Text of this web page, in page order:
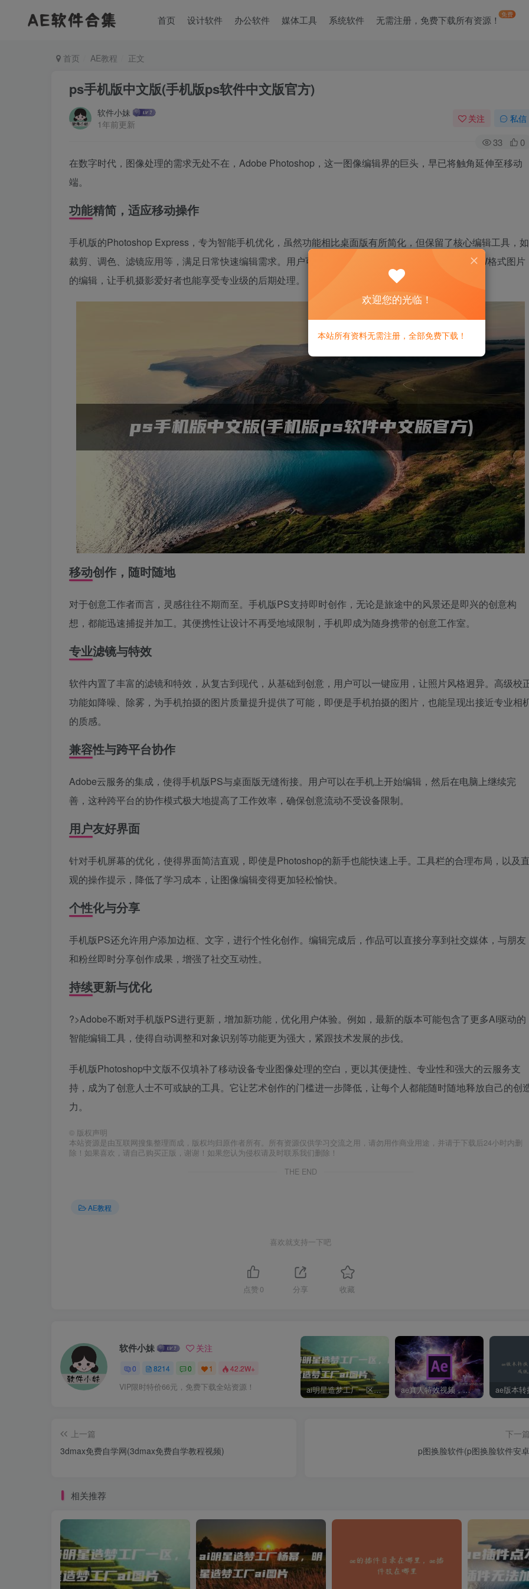
首页 设计软件 办公软件 媒体工具 系统软件 无需注册，免费下载所有资源！免费
首页 AE教程 正文
ps手机版中文版(手机版ps软件中文版官方)
软件小妹
1年前更新
关注 私信
33 0
在数字时代，图像处理的需求无处不在，Adobe Photoshop，这一图像编辑界的巨头，早已将触角延伸至移动
端。
功能精简，适应移动操作
手机版的Photoshop Express，专为智能手机优化，虽然功能相比桌面版有所简化，但保留了核心编辑工具，如
裁剪、调色、滤镜应用等，满足日常快速编辑需求。用户可以轻松调整亮度、对比度，甚至进行RAW格式图片
的编辑，让手机摄影爱好者也能享受专业级的后期处理。
移动创作，随时随地
对于创意工作者而言，灵感往往不期而至。手机版PS支持即时创作，无论是旅途中的风景还是即兴的创意构
想，都能迅速捕捉并加工。其便携性让设计不再受地域限制，手机即成为随身携带的创意工作室。
专业滤镜与特效
软件内置了丰富的滤镜和特效，从复古到现代，从基础到创意，用户可以一键应用，让照片风格迥异。高级校
功能如降噪、除雾，为手机拍摄的图片质量提升提供了可能，即便是手机拍摄的图片，也能呈现出接近专业相
的质感。
兼容性与跨平台协作
Adobe云服务的集成，使得手机版PS与桌面版无缝衔接。用户可以在手机上开始编辑，然后在电脑上继续完
善，这种跨平台的协作模式极大地提高了工作效率，确保创意流动不受设备限制。
用户友好界面
针对手机屏幕的优化，使得界面简洁直观，即使是Photoshop的新手也能快速上手。工具栏的合理布局，以及
观的操作提示，降低了学习成本，让图像编辑变得更加轻松愉快。
个性化与分享
手机版PS还允许用户添加边框、文字，进行个性化创作。编辑完成后，作品可以直接分享到社交媒体，与朋友
和粉丝即时分享创作成果，增强了社交互动性。
持续更新与优化
?>Adobe不断对手机版PS进行更新，增加新功能，优化用户体验。例如，最新的版本可能包含了更多AI驱动的
智能编辑工具，使得自动调整和对象识别等功能更为强大，紧跟技术发展的步伐。
手机版Photoshop中文版不仅填补了移动设备专业图像处理的空白，更以其便捷性、专业性和强大的云服务支
持，成为了创意人士不可或缺的工具。它让艺术创作的门槛进一步降低，让每个人都能随时随地释放自己的创
力。
© 版权声明
本站资源是由互联网搜集整理而成，版权均归原作者所有。所有资源仅供学习交流之用，请勿用作商业用途，并请于下载后24小时内删
除！如果喜欢，请自己购买正版，谢谢！如果您认为侵权请及时联系我们删除！
THE END
AE教程
喜欢就支持一下吧
点赞 0 分享 收藏
软件小妹 关注
0 8214 0 1 42.2W+
VIP限时特价66元，免费下载全站资源！ ai明星造梦工厂一区，明星造梦工厂ai图片 ae真人特效视频，大学生第一次做ppt怎么做
上一篇
3dmax免费自学网(3dmax免费自学教程视频)
下一
p图换脸软件(p图换脸软件安
相关推荐
欢迎您的光临！
本站所有资料无需注册，全部免费下载！